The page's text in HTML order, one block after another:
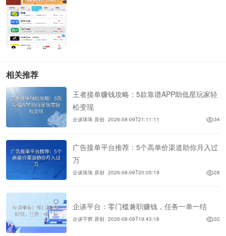
相关推荐
王者接单赚钱攻略：5款靠谱APP助低星玩家轻
松变现
企谈珠珠 原创 2026-08-09T21:11:11 34
广告接单平台推荐：5个高单价渠道助你月入过
万
企谈珠珠 原创 2026-08-09T20:05:19 28
企谈平台：零门槛兼职赚钱，任务一单一结
企谈宇辉 原创 2026-08-09T19:43:18 32